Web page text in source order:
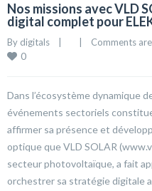
Nos missions avec VLD
digital complet pour
By digitals Comments
0
Dans l’écosystème dynamique
événements sectoriels
affirmer sa présence et
optique que VLD SOLAR
secteur photovoltaïque, a fait
orchestrer sa stratégie digitale